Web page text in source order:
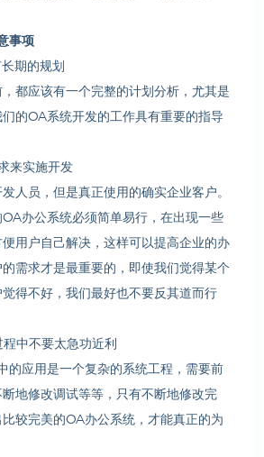
事项
期的规划
都应该有一个完整的计划分析，尤其是
的OA系统开发的工作具有重要的指导
来实施开发
人员，但是真正使用的确实企业客户。
办公系统必须简单易行，在出现一些
用户自己解决，这样可以提高企业的办
需求才是最重要的，即使我们觉得某个
得不好，我们最好也不要反其道而行
中不要太急功近利
的应用是一个复杂的系统工程，需要前
地修改调试等等，只有不断地修改完
较完美的OA办公系统，才能真正的为